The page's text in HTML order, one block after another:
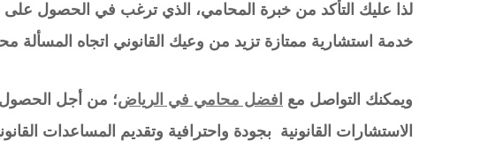
لذا عليك التأكد من خبرة المحامي، الذي ترغب في الحصول
خدمة استشارية ممتازة تزيد من وعيك القانوني اتجاه المسألة
ويمكنك التواصل مع افضل محامي في الرياض؛ من أجل
الاستشارات القانونية بجودة واحترافية وتقديم المساعدات